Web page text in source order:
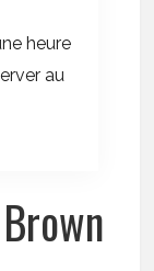
heure
au